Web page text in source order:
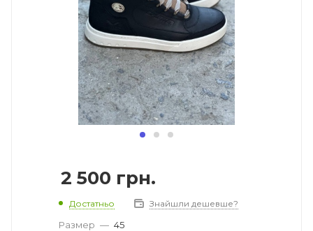
2 500 грн.
Достатньо Знайшли дешевше?
Размер — 45